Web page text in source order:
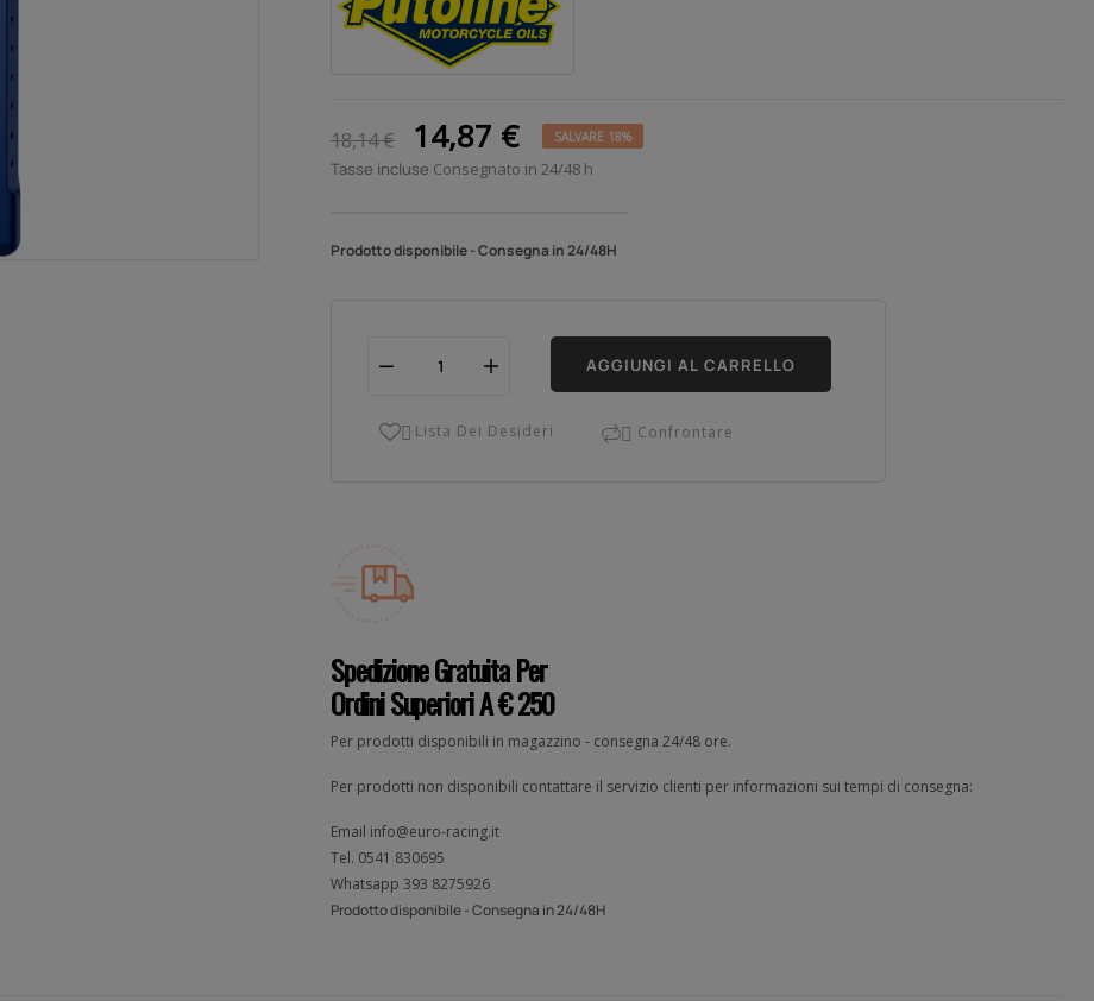
18,14 € 14,87 € SALVARE 18%
Tasse incluse Consegnato in 24/48 h
Prodotto disponibile - Consegna in 24/48H
AGGIUNGI AL CARRELLO
 Lista Dei Desideri  Confrontare
Spedizione Gratuita Per
Ordini Superiori A € 250
Per prodotti disponibili in magazzino - consegna 24/48 ore.
Per prodotti non disponibili contattare il servizio clienti per informazioni sui tempi di consegna:
Email info@euro-racing.it
Tel. 0541 830695
Whatsapp 393 8275926
Prodotto disponibile - Consegna in 24/48H